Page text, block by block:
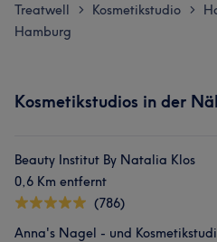
Treatwell > Kosmetikstudio >
Hamburg
Kosmetikstudios in der
Beauty Institut By Natalia Klos
0,6 Km entfernt
(786)
Anna's Nagel - und